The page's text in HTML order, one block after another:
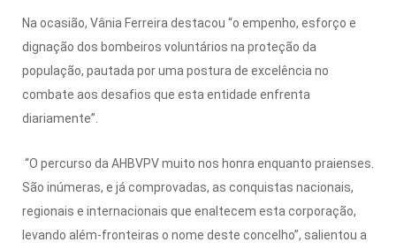
Na ocasião, Vânia Ferreira destacou “o empenho, esforço e
dignação dos bombeiros voluntários na proteção da
população, pautada por uma postura de excelência no
combate aos desafios que esta entidade enfrenta
diariamente”.
“O percurso da AHBVPV muito nos honra enquanto praienses.
São inúmeras, e já comprovadas, as conquistas nacionais,
regionais e internacionais que enaltecem esta corporação,
levando além-fronteiras o nome deste concelho”, salientou a